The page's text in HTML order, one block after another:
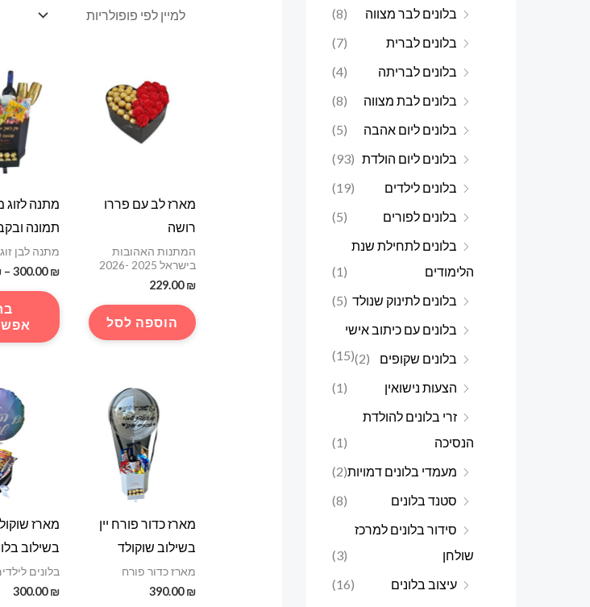
בלונים לבר מצווה
(8)
בלונים לברית
(7)
בלונים לבריתה
(4)
בלונים לבת מצווה
(8)
בלונים ליום אהבה
(5)
בלונים ליום הולדת (93)
בלונים לילדים
(19)
בלונים לפורים
(5)
בלונים לתחילת שנת
הלימודים
(1)
בלונים לתינוק שנולד (5)
בלונים עם כיתוב אישי
(15)
בלונים שקופים
(2)
הצעות נישואין
(1)
זרי בלונים להולדת
הנסיכה
(1)
מעמדי בלונים דמויות(2)
סטנד בלונים
(8)
סידור בלונים למרכז
שולחן
(3)
עיצוב בלונים
(16)
מארז לב עם פררו
רושה
המתנות האהובות
בישראל 2025 -2026
229.00₪
הוספה לסל
מתנה לזוג
תמונה
מתנה לבן זוג
300.00₪
–
מארז כדור פורח יין
בשילוב שוקולד
מארז כדור פורח
390.00₪
מארז
בשילוב
בלונים
300.00₪